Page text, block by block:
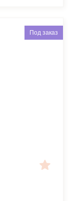
Под заказ